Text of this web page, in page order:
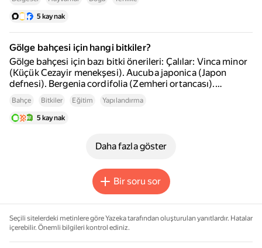
de dünyanın en tehlikeli hayvanlarına yer verilmektedir.
Belgesellerin içeriği zamanla değişebilir, güncel bilgiler için
5 kaynak
Gölge bahçesi için hangi bitkiler?
Gölge bahçesi için bazı bitki önerileri: Çalılar: Vinca minor
(Küçük Cezayir menekşesi). Aucuba japonica (Japon
defnesi). Bergenia cordifolia (Zemheri ortancası).
Çiçekler: Hosta. Astilbe. Begonya. Ağaçlar: Çınar. Ihlamur.
Meşe. Gölge bahçesi oluştururken, bölgenin hava koşulları
ve diğer faktörler göz önünde bulundurulmalıdır.
Bahçe Bitkiler Eğitim Yapılandırma
5 kaynak
Daha fazla göster
Bir soru sor
Seçili sitelerdeki metinlere göre Yazeka tarafından oluşturulan yanıtlardır. Hatalar
içerebilir. Önemli bilgileri kontrol ediniz.